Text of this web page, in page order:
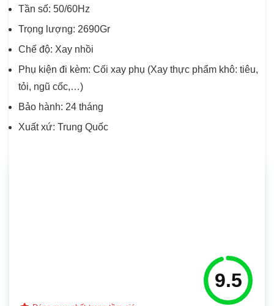
Tần số: 50/60Hz
Trọng lượng: 2690Gr
Chế độ: Xay nhồi
Phụ kiện đi kèm: Cối xay phụ (Xay thực phẩm khô: tiêu,
tỏi, ngũ cốc,…)
Bảo hành: 24 tháng
Xuất xứ: Trung Quốc
9.5